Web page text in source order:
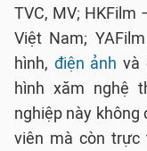
TVC, MV; HKFilm
Việt Nam;
hình, điện ảnh và
hình xăm nghệ
nghiệp này không
viên mà còn trực